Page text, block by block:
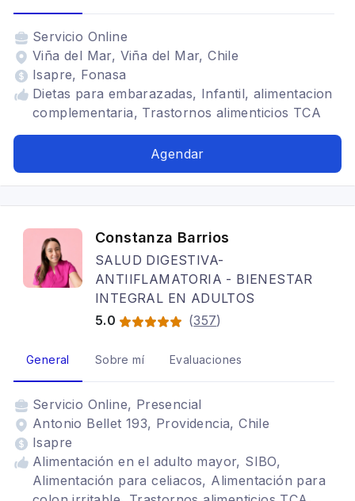
Servicio Online
Viña del Mar, Viña del Mar, Chile
Isapre, Fonasa
Dietas para embarazadas, Infantil, alimentacion
complementaria, Trastornos alimenticios TCA
Agendar
Constanza Barrios
SALUD DIGESTIVA-
ANTIIFLAMATORIA - BIENESTAR
INTEGRAL EN ADULTOS
5.0
(357)
General Sobre mí Evaluaciones
Servicio Online, Presencial
Antonio Bellet 193, Providencia, Chile
Isapre
Alimentación en el adulto mayor, SIBO,
Alimentación para celiacos, Alimentación para